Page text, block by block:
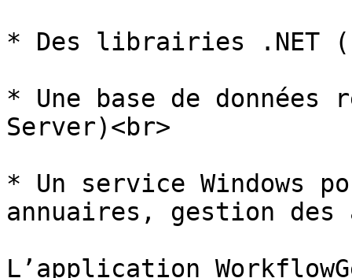
* Des librairies .NET
* Une base de données
Server)<br>
* Un service Windows
annuaires, gestion
L’application